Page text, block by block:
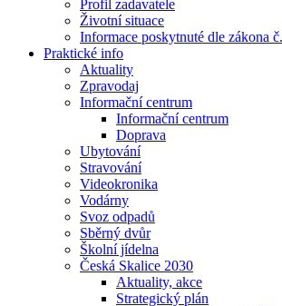
Profil zadavatele
Životní situace
Informace poskytnuté dle zákona
Praktické info
Aktuality
Zpravodaj
Informační centrum
Informační centrum
Doprava
Ubytování
Stravování
Videokronika
Vodárny
Svoz odpadů
Sběrný dvůr
Školní jídelna
Česká Skalice 2030
Aktuality, akce
Strategický plán